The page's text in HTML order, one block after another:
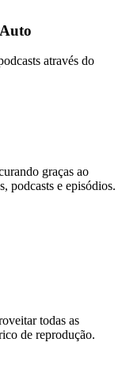
através do
graças ao
podcasts e episódios.
todas as
de reprodução.